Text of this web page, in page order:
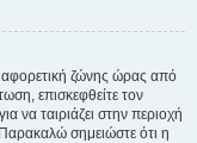
ζώνης ώρας από
επισκεφθείτε τον
να ταιριάζει στην περιοχή
σημειώστε ότι η